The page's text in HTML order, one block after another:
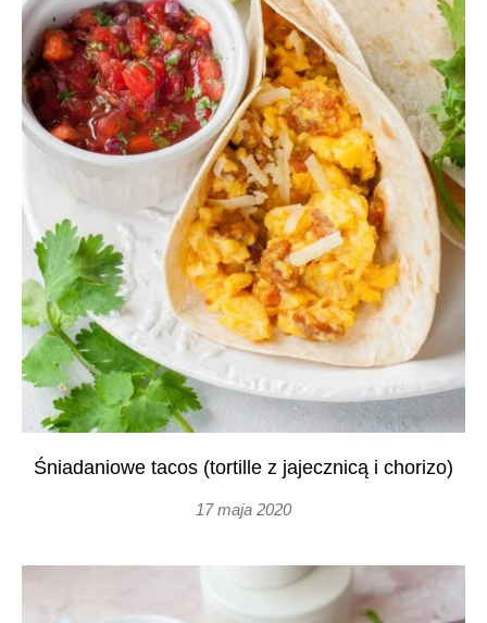
Śniadaniowe tacos (tortille z jajecznicą i chorizo)
17 maja 2020